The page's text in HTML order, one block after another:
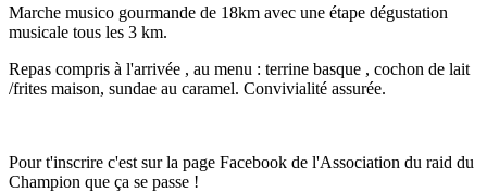
Marche musico gourmande de 18km avec une étape dégustation
musicale tous les 3 km.
Repas compris à l'arrivée , au menu : terrine basque , cochon de lait
/frites maison, sundae au caramel. Convivialité assurée.
Pour t'inscrire c'est sur la page Facebook de l'Association du raid du
Champion que ça se passe !